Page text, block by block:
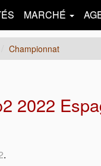
MARCHÉ
Championnat
2022
.